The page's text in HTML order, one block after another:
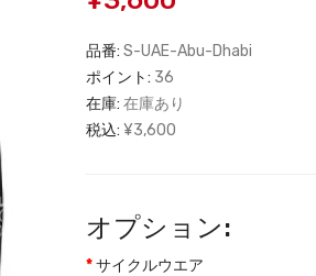
品番: S-UAE-Abu-Dhabi
ポイント: 36
在庫: 在庫あり
税込: ¥3,600
オプション:
サイクルウエア